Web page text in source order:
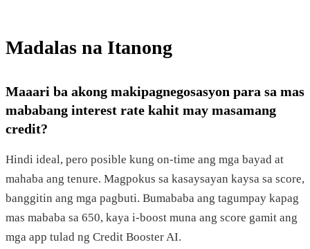
Madalas na Itanong
Maaari ba akong makipagnegosasyon para sa mas
mababang interest rate kahit may masamang
credit?
Hindi ideal, pero posible kung on-time ang mga bayad at
mahaba ang tenure. Magpokus sa kasaysayan kaysa sa score,
banggitin ang mga pagbuti. Bumababa ang tagumpay kapag
mas mababa sa 650, kaya i-boost muna ang score gamit ang
mga app tulad ng Credit Booster AI.